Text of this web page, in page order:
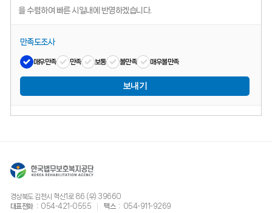
을 수렴하여 빠른 시일내에 반영하겠습니다.
만족도조사
매우만족 만족 보통 불만족 매우불만족
보내기
경상북도 김천시 혁신1로 86 (우) 39660
대표전화
054-421-0555 팩스 054-911-9269